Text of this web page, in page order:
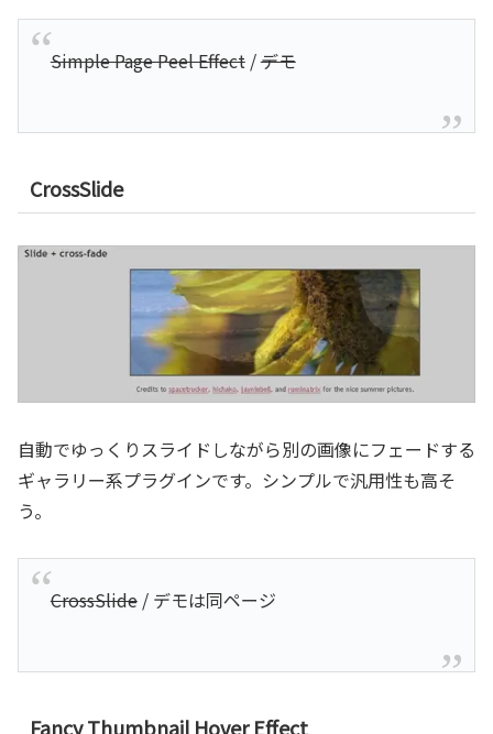
Simple Page Peel Effect/デモ
CrossSlide
自動でゆっくりスライドしながら別の画像にフェードする
ギャラリー系プラグインです。シンプルで汎用性も高そ
う。
CrossSlide/ デモは同ページ
Fancy Thumbnail Hover Effect